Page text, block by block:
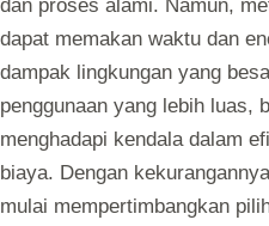
dan proses alami. Namun,
dapat memakan waktu dan
dampak lingkungan yang
penggunaan yang lebih luas,
menghadapi kendala dalam
biaya. Dengan
mulai mempertimbangkan